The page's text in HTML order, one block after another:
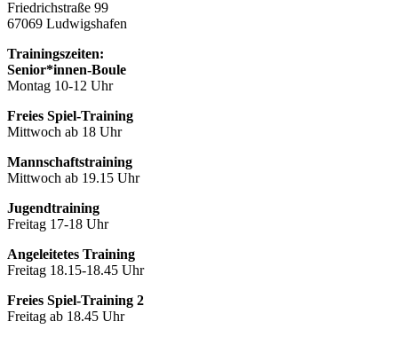
Friedrichstraße 99
67069 Ludwigshafen
Trainingszeiten:
Senior*innen-Boule
Montag 10-12 Uhr
Freies Spiel-Training
Mittwoch ab 18 Uhr
Mannschaftstraining
Mittwoch ab 19.15 Uhr
Jugendtraining
Freitag 17-18 Uhr
Angeleitetes Training
Freitag 18.15-18.45 Uhr
Freies Spiel-Training 2
Freitag ab 18.45 Uhr